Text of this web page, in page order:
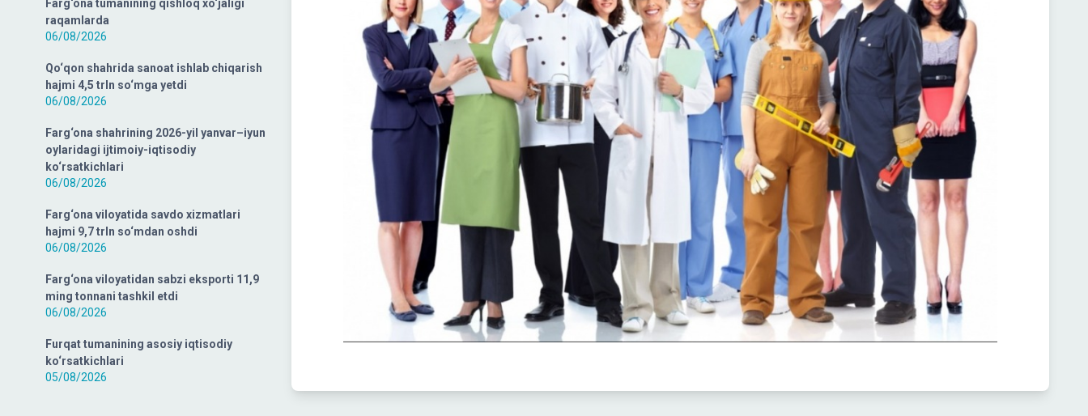
Farg‘ona tumanining qishloq xo‘jaligi
raqamlarda
06/08/2026
Qo‘qon shahrida sanoat ishlab chiqarish
hajmi 4,5 trln so‘mga yetdi
06/08/2026
Farg‘ona shahrining 2026-yil yanvar–iyun
oylaridagi ijtimoiy-iqtisodiy
ko‘rsatkichlari
06/08/2026
Farg‘ona viloyatida savdo xizmatlari
hajmi 9,7 trln so‘mdan oshdi
06/08/2026
Farg‘ona viloyatidan sabzi eksporti 11,9
ming tonnani tashkil etdi
06/08/2026
Furqat tumanining asosiy iqtisodiy
ko‘rsatkichlari
05/08/2026